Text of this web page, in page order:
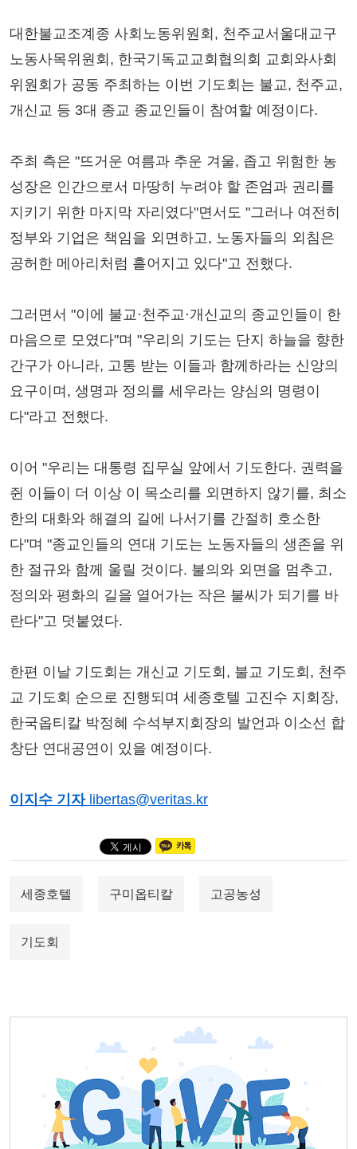
대한불교조계종 사회노동위원회, 천주교서울대교구
노동사목위원회, 한국기독교교회협의회 교회와사회
위원회가 공동 주최하는 이번 기도회는 불교, 천주교,
개신교 등 3대 종교 종교인들이 참여할 예정이다.
주최 측은 "뜨거운 여름과 추운 겨울, 좁고 위험한 농
성장은 인간으로서 마땅히 누려야 할 존엄과 권리를
지키기 위한 마지막 자리였다"면서도 "그러나 여전히
정부와 기업은 책임을 외면하고, 노동자들의 외침은
공허한 메아리처럼 흩어지고 있다"고 전했다.
그러면서 "이에 불교·천주교·개신교의 종교인들이 한
마음으로 모였다"며 "우리의 기도는 단지 하늘을 향한
간구가 아니라, 고통 받는 이들과 함께하라는 신앙의
요구이며, 생명과 정의를 세우라는 양심의 명령이
다"라고 전했다.
이어 "우리는 대통령 집무실 앞에서 기도한다. 권력을
쥔 이들이 더 이상 이 목소리를 외면하지 않기를, 최소
한의 대화와 해결의 길에 나서기를 간절히 호소한
다"며 "종교인들의 연대 기도는 노동자들의 생존을 위
한 절규와 함께 울릴 것이다. 불의와 외면을 멈추고,
정의와 평화의 길을 열어가는 작은 불씨가 되기를 바
란다"고 덧붙였다.
한편 이날 기도회는 개신교 기도회, 불교 기도회, 천주
교 기도회 순으로 진행되며 세종호텔 고진수 지회장,
한국옵티칼 박정혜 수석부지회장의 발언과 이소선 합
창단 연대공연이 있을 예정이다.
이지수 기자 libertas@veritas.kr
세종호텔 구미옵티칼 고공농성
기도회